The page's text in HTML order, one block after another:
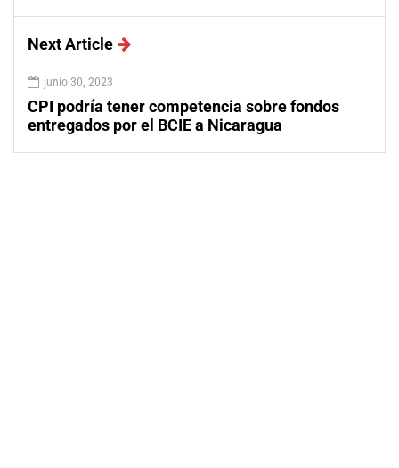
Next Article
junio 30, 2023
CPI podría tener competencia sobre fondos
entregados por el BCIE a Nicaragua